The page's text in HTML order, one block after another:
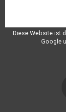
Diese Website ist
Google